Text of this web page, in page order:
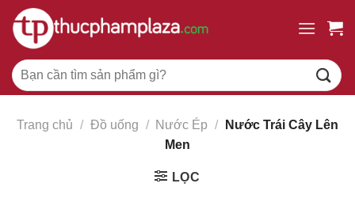
Chuyển
đến
dung
Tìm
kiếm:
Trang chủ / Đồ uống / Nước Ép /
Nước Trái Cây Lên
Men
LỌC